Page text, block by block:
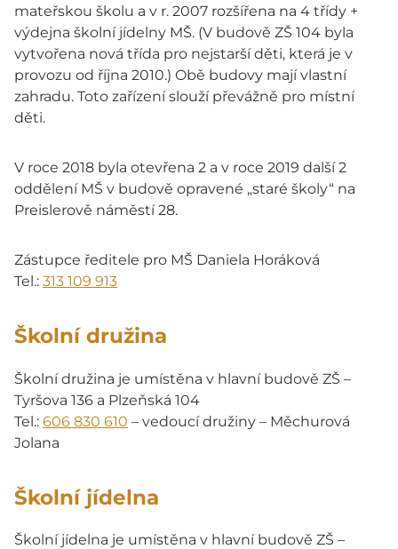
mateřskou školu a v r. 2007 rozšířena na 4 třídy +
výdejna školní jídelny MŠ. (V budově ZŠ 104 byla
vytvořena nová třída pro nejstarší děti, která je v
provozu od října 2010.) Obě budovy mají vlastní
zahradu. Toto zařízení slouží převážně pro místní
děti.
V roce 2018 byla otevřena 2 a v roce 2019 další 2
oddělení MŠ v budově opravené „staré školy“ na
Preislerově náměstí 28.
Zástupce ředitele pro MŠ Daniela Horáková
Tel.: 313 109 913
Školní družina
Školní družina je umístěna v hlavní budově ZŠ –
Tyršova 136 a Plzeňská 104
Tel.: 606 830 610 – vedoucí družiny – Měchurová
Jolana
Školní jídelna
Školní jídelna je umístěna v hlavní budově ZŠ –